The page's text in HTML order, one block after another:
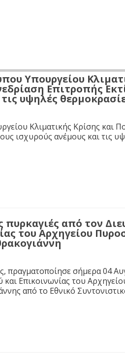
Υπουργείου
Επιτροπής
υψηλές
Κλιματικής Κρίσης και
ισχυρούς ανέμους και τις
από τον
του Αρχηγείου
πραγματοποίησε σήμερα 04
και Επικοινωνίας του
από το Εθνικό